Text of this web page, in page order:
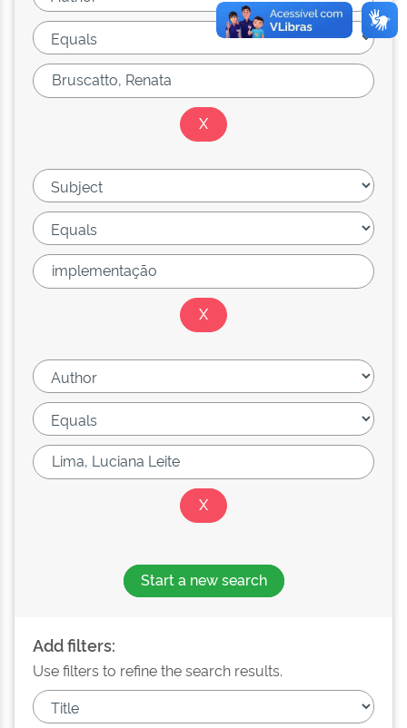
Start a new search
Add filters:
Use filters to refine the search results.